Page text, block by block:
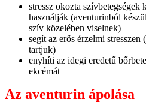
stressz okozta szívbetegségek
használják (aventurinból
szív közelében viselnek)
segít az erős érzelmi
tartjuk)
enyhíti az idegi eredetű
ekcémát
Az aventurin ápolása